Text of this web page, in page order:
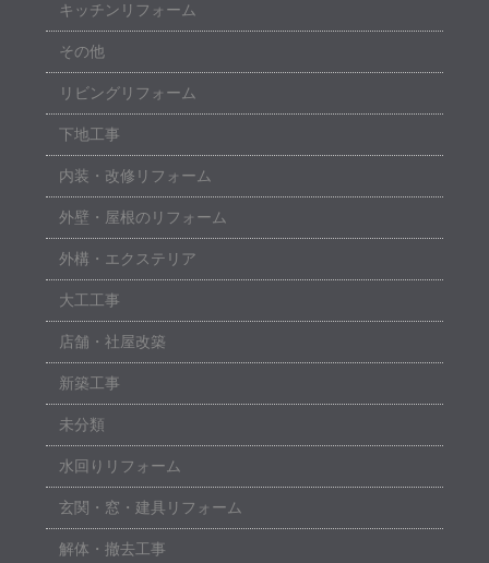
キッチンリフォーム
その他
リビングリフォーム
下地工事
内装・改修リフォーム
外壁・屋根のリフォーム
外構・エクステリア
大工工事
店舗・社屋改築
新築工事
未分類
水回りリフォーム
玄関・窓・建具リフォーム
解体・撤去工事